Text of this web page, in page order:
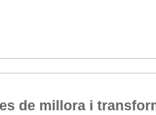
de millora i